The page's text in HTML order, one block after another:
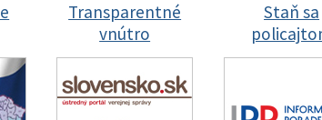
Transparentné
vnútro
Staň sa